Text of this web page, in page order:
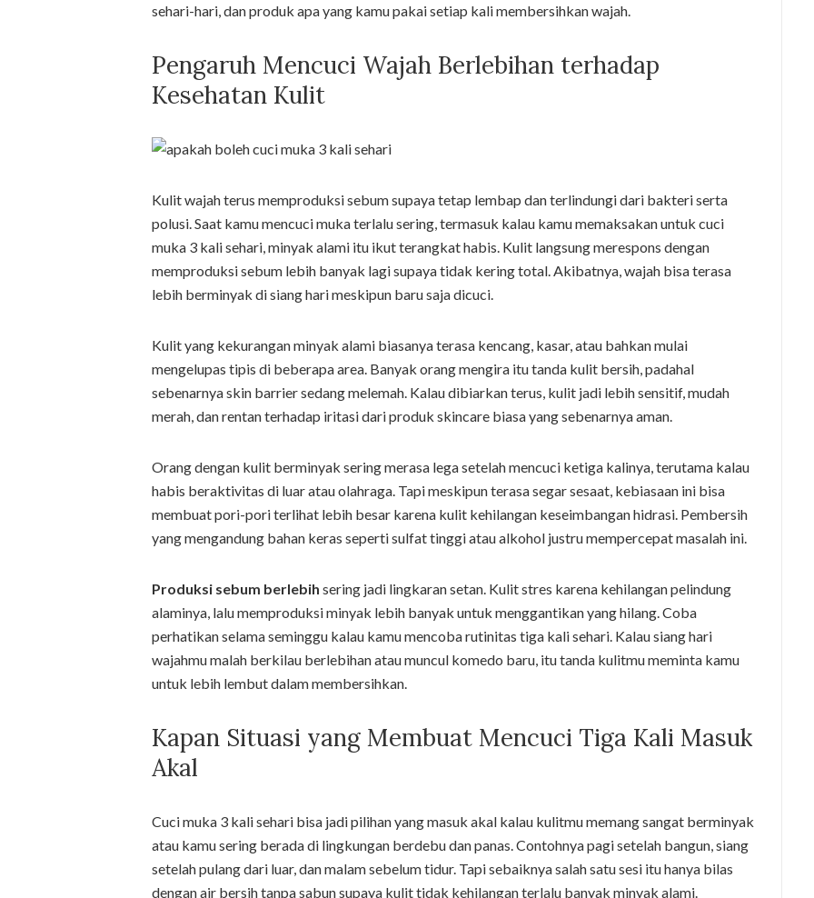
sehari-hari, dan produk apa yang kamu pakai setiap kali membersihkan wajah.
Pengaruh Mencuci Wajah Berlebihan terhadap
Kesehatan Kulit
Kulit wajah terus memproduksi sebum supaya tetap lembap dan terlindungi dari bakteri serta
polusi. Saat kamu mencuci muka terlalu sering, termasuk kalau kamu memaksakan untuk cuci
muka 3 kali sehari, minyak alami itu ikut terangkat habis. Kulit langsung merespons dengan
memproduksi sebum lebih banyak lagi supaya tidak kering total. Akibatnya, wajah bisa terasa
lebih berminyak di siang hari meskipun baru saja dicuci.
Kulit yang kekurangan minyak alami biasanya terasa kencang, kasar, atau bahkan mulai
mengelupas tipis di beberapa area. Banyak orang mengira itu tanda kulit bersih, padahal
sebenarnya skin barrier sedang melemah. Kalau dibiarkan terus, kulit jadi lebih sensitif, mudah
merah, dan rentan terhadap iritasi dari produk skincare biasa yang sebenarnya aman.
Orang dengan kulit berminyak sering merasa lega setelah mencuci ketiga kalinya, terutama kalau
habis beraktivitas di luar atau olahraga. Tapi meskipun terasa segar sesaat, kebiasaan ini bisa
membuat pori-pori terlihat lebih besar karena kulit kehilangan keseimbangan hidrasi. Pembersih
yang mengandung bahan keras seperti sulfat tinggi atau alkohol justru mempercepat masalah ini.
Produksi sebum berlebih sering jadi lingkaran setan. Kulit stres karena kehilangan pelindung
alaminya, lalu memproduksi minyak lebih banyak untuk menggantikan yang hilang. Coba
perhatikan selama seminggu kalau kamu mencoba rutinitas tiga kali sehari. Kalau siang hari
wajahmu malah berkilau berlebihan atau muncul komedo baru, itu tanda kulitmu meminta kamu
untuk lebih lembut dalam membersihkan.
Kapan Situasi yang Membuat Mencuci Tiga Kali Masuk
Akal
Cuci muka 3 kali sehari bisa jadi pilihan yang masuk akal kalau kulitmu memang sangat berminyak
atau kamu sering berada di lingkungan berdebu dan panas. Contohnya pagi setelah bangun, siang
setelah pulang dari luar, dan malam sebelum tidur. Tapi sebaiknya salah satu sesi itu hanya bilas
dengan air bersih tanpa sabun supaya kulit tidak kehilangan terlalu banyak minyak alami.